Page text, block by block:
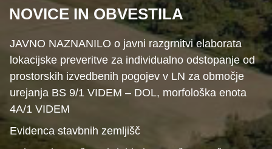
NOVICE IN OBVESTILA
JAVNO NAZNANILO o javni razgrnitvi elaborata
lokacijske preveritve za individualno odstopanje od
prostorskih izvedbenih pogojev v LN za območje
urejanja BS 9/1 VIDEM – DOL, morfološka enota
4A/1 VIDEM
Evidenca stavbnih zemljišč